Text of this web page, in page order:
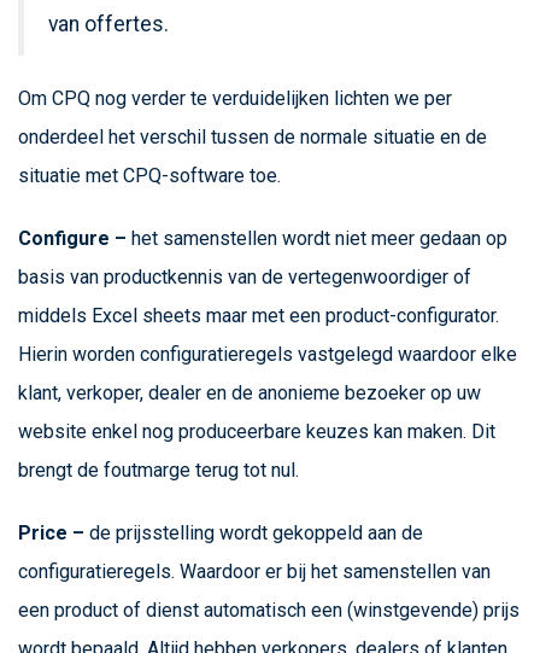
van offertes.
Om CPQ nog verder te verduidelijken lichten we per
onderdeel het verschil tussen de normale situatie en de
situatie met CPQ-software toe.
Configure – het samenstellen wordt niet meer gedaan op
basis van productkennis van de vertegenwoordiger of
middels Excel sheets maar met een product-configurator.
Hierin worden configuratieregels vastgelegd waardoor elke
klant, verkoper, dealer en de anonieme bezoeker op uw
website enkel nog produceerbare keuzes kan maken. Dit
brengt de foutmarge terug tot nul.
Price – de prijsstelling wordt gekoppeld aan de
configuratieregels. Waardoor er bij het samenstellen van
een product of dienst automatisch een (winstgevende) prijs